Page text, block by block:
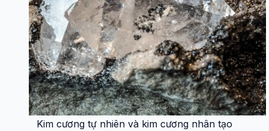
Kim cương tự nhiên và kim cương nhân tạo